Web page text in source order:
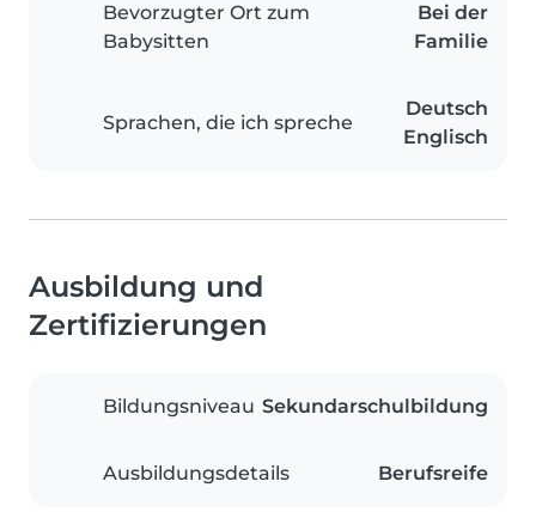
Bevorzugter Ort zum
Babysitten
Bei der
Familie
Sprachen, die ich spreche
Deutsch
Englisch
Ausbildung und
Zertifizierungen
Bildungsniveau Sekundarschulbildung
Ausbildungsdetails Berufsreife